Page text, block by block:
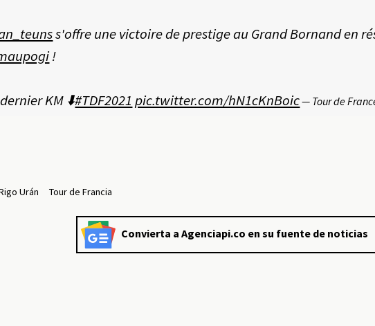
s'offre une victoire de prestige au Grand Bornand en
!
KM ⬇️#TDF2021 pic.twitter.com/hN1cKnBoic— Tour de
Urán Tour de Francia
Convierta a Agenciapi.co en su fuente de noticias